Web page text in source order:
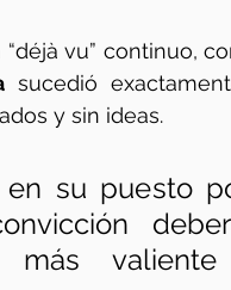
vu” continuo,
sucedió
y sin ideas.
su puesto
más